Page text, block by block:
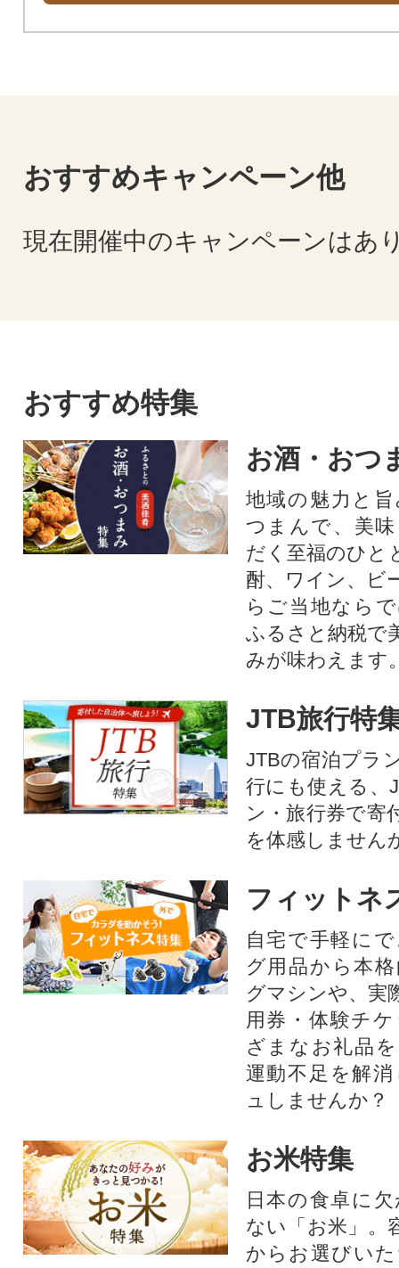
おすすめキャンペーン他
現在開催中のキャンペーンはあ
おすすめ特集
お酒・おつ
地域の魅力と
つまんで、美
だく至福のひと
酎、ワイン、ビ
らご当地なら
ふるさと納税で
みが味わえます
JTB旅行特
JTBの宿泊プラ
行にも使える、
ン・旅行券で寄
を体感しません
フィットネ
自宅で手軽に
グ用品から本
グマシンや、実
用券・体験チ
ざまなお礼品
運動不足を解
ュしませんか？
お米特集
日本の食卓に
ない「お米」。
からお選びい